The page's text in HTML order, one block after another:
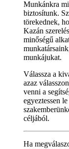
Munkánkra
biztosítunk.
törekednek,
Kazán
minőségű
munkájukat.
Válassza a
azaz
venni a
egyeztessen
céljából.
Ha